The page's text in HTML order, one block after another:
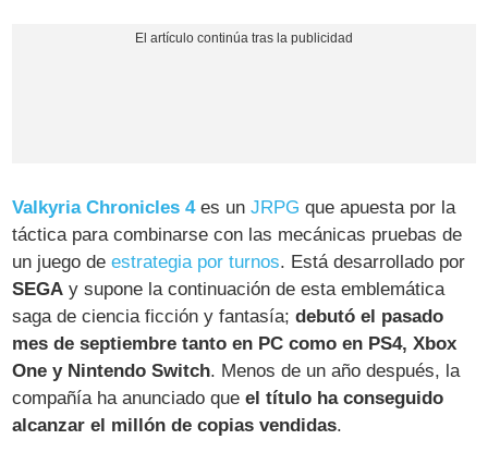
Valkyria Chronicles 4es unJRPG que apuesta por la
táctica para combinarse con las mecánicas pruebas de
un juego deestrategia por turnos. Está desarrollado por
SEGA y supone la continuación de esta emblemática
saga de ciencia ficción y fantasía;debutó el pasado
mes de septiembre tanto en PC como en PS4, Xbox
One y Nintendo Switch. Menos de un año después, la
compañía ha anunciado queel título ha conseguido
alcanzar el millón de copias vendidas.